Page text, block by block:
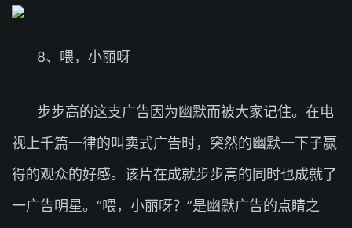
8、喂，小丽呀
步步高的这支广告因为幽默而被大家记住。在电
视上千篇一律的叫卖式广告时，突然的幽默一下子赢
得的观众的好感。该片在成就步步高的同时也成就了
一广告明星。“喂，小丽呀？”是幽默广告的点睛之